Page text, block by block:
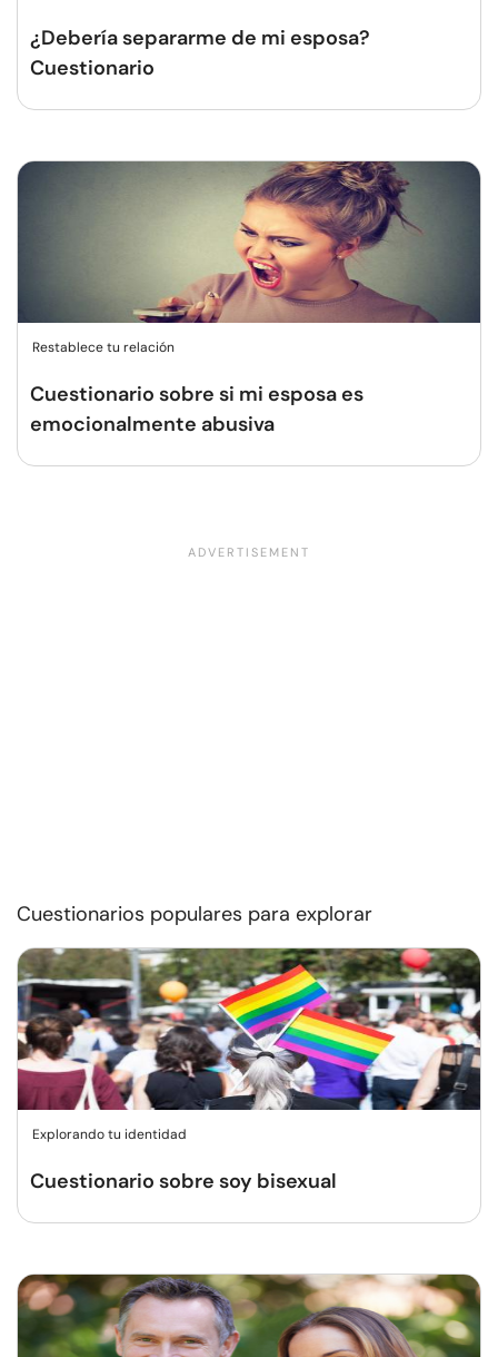
¿Debería separarme de mi esposa?
Cuestionario
Restablece tu relación
Cuestionario sobre si mi esposa es
emocionalmente abusiva
Cuestionarios populares para explorar
Explorando tu identidad
Cuestionario sobre soy bisexual